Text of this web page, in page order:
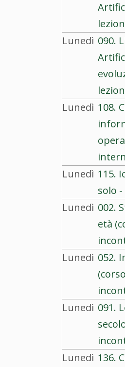
Lunedì 090.
Lunedì 108.
Lunedì 115.
solo
Lunedì 002.
età
Lunedì 052.
Lunedì 091.
Lunedì 136.